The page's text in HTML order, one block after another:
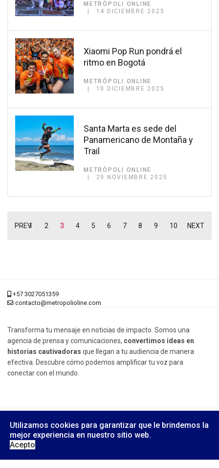
METRÓPOLI ONLINE
14 DICIEMBRE 2025
Xiaomi Pop Run pondrá el
ritmo en Bogotá
METRÓPOLI ONLINE
10 DICIEMBRE 2025
Santa Marta es sede del
Panamericano de Montaña y
Trail
METRÓPOLI ONLINE
29 NOVIEMBRE 2025
PREV
1 2 3 4 5 6 7 8 9 10 NEXT
+57 3027051359
contacto@metropolioline.com
Transforma tu mensaje en noticias de impacto. Somos una
agencia de prensa y comunicaciones, convertimos ideas en
historias cautivadoras que llegan a tu audiencia de manera
efectiva. Descubre cómo podemos amplificar tu voz para
conectar con el mundo.
© 2026 Metrópoli Online, Derechos Reservados.
Diseño Web:
Yusi Computers
Utilizamos cookies para garantizar que le brindemos la
mejor experiencia en nuestro sitio web.
Acepto